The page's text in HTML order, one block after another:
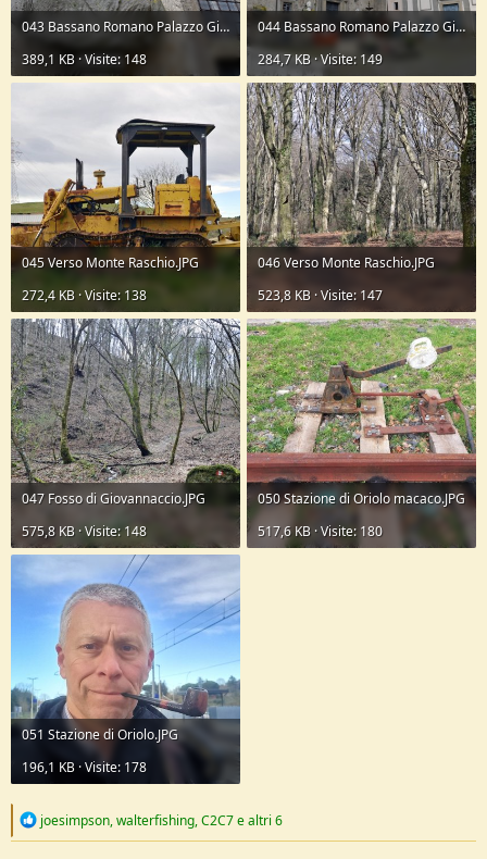
043 Bassano Romano Palazzo Giustiniani.JPG
389,1 KB · Visite: 148
044 Bassano Romano Palazzo Giustiniani.JPG
284,7 KB · Visite: 149
045 Verso Monte Raschio.JPG
272,4 KB · Visite: 138
046 Verso Monte Raschio.JPG
523,8 KB · Visite: 147
047 Fosso di Giovannaccio.JPG
575,8 KB · Visite: 148
050 Stazione di Oriolo macaco.JPG
517,6 KB · Visite: 180
051 Stazione di Oriolo.JPG
196,1 KB · Visite: 178
R
joesimpson,walterfishing,C2C7e altri 6